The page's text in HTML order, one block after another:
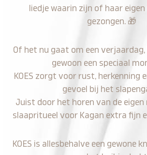
liedje waarin zijn of haar
gezongen. 🎁
Of het nu gaat om een
gewoon een speciaal
KOES zorgt voor rust, herkenning
gevoel bij het
Juist door het horen van de
slaapritueel voor Kagan extra fijn
KOES is allesbehalve een gewone